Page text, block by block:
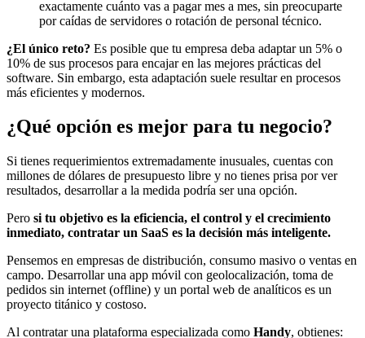
exactamente cuánto vas a pagar mes a mes, sin preocuparte
por caídas de servidores o rotación de personal técnico.
¿El único reto? Es posible que tu empresa deba adaptar un 5% o
10% de sus procesos para encajar en las mejores prácticas del
software. Sin embargo, esta adaptación suele resultar en procesos
más eficientes y modernos.
¿Qué opción es mejor para tu negocio?
Si tienes requerimientos extremadamente inusuales, cuentas con
millones de dólares de presupuesto libre y no tienes prisa por ver
resultados, desarrollar a la medida podría ser una opción.
Pero si tu objetivo es la eficiencia, el control y el crecimiento
inmediato, contratar un SaaS es la decisión más inteligente.
Pensemos en empresas de distribución, consumo masivo o ventas en
campo. Desarrollar una app móvil con geolocalización, toma de
pedidos sin internet (offline) y un portal web de analíticos es un
proyecto titánico y costoso.
Al contratar una plataforma especializada como Handy, obtienes: